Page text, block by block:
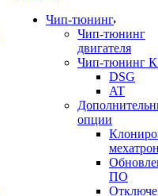
Чип-тюнинг
Чип-тюнинг
двигателя
Чип-тюнинг
DSG
AT
опции
ПО